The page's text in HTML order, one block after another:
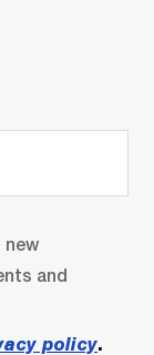
new
and
policy.